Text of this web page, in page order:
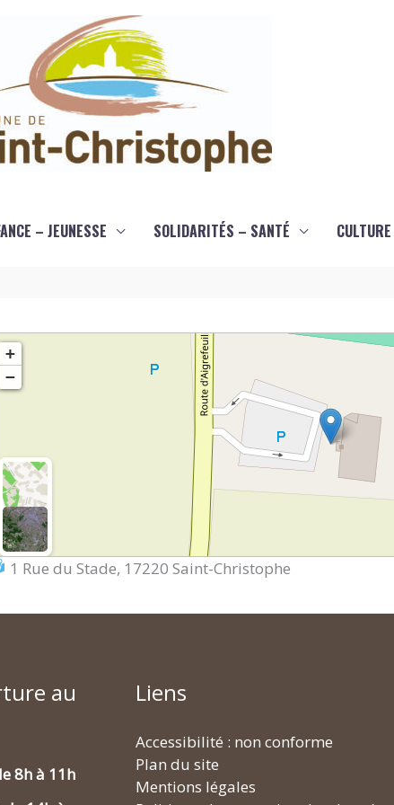
– JEUNESSE SOLIDARITÉS – SANTÉ
+
−
Localisation :
1 Rue du Stade, 17220 Saint-Christophe
au
8h à 11h
Liens
Accessibilité : non conforme
Plan du site
Mentions légales